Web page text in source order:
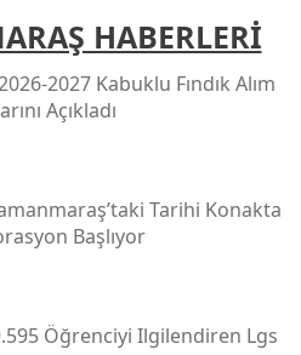
HABERLERİ
2027 Kabuklu Fındık Alım
Açıkladı
Tarihi Konakta
Başlıyor
Öğrenciyi Ilgilendiren Lgs